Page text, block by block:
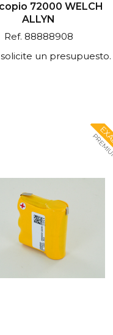
72000 WELCH
ALLYN
Ref. 88888908
un presupuesto.